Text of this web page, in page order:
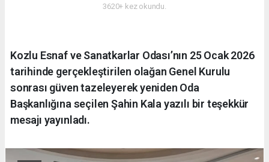
3620+ kez okundu.
Kozlu Esnaf ve Sanatkarlar Odası’nın 25 Ocak 2026
tarihinde gerçekleştirilen olağan Genel Kurulu
sonrası güven tazeleyerek yeniden Oda
Başkanlığına seçilen Şahin Kala yazılı bir teşekkür
mesajı yayınladı.